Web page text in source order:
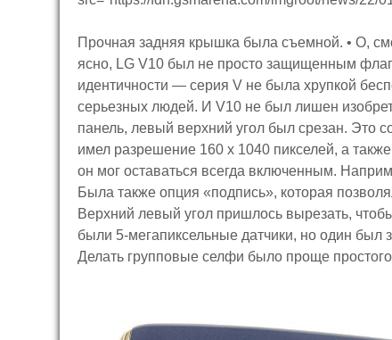
Прочная задняя крышка была съемной. • О,
ясно, LG V10 был не просто защищенным
идентичности — серия V не была хрупкой
серьезных людей. И V10 не был лишен
панель, левый верхний угол был срезан. Это
имел разрешение 160 x 1040 пикселей, а
он мог оставаться всегда включенным.
Была также опция «подпись», которая
Верхний левый угол пришлось вырезать,
были 5-мегапиксельные датчики, но один был
Делать групповые селфи было проще